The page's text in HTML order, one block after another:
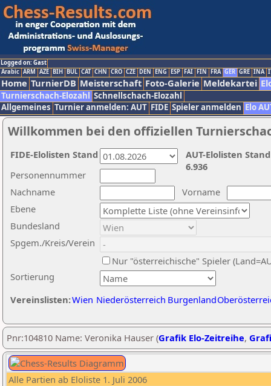
Logged on: Gast
Arabic ARM AZE BIH BUL CAT CHN CRO CZE DEN ENG ESP FAI FIN FRA GER GRE INA
Home TurnierDB Meisterschaft Foto-Galerie Meldekartei
Turnierschach-Elozahl Schnellschach-Elozahl
Allgemeines Turnier anmelden: AUT FIDE Spieler anmelden Elo
Willkommen bei den offiziellen
Nachname
Vorname
Ebene
Sortierung
Personennummer
Bundesland
Spgem./Kreis/Verein
Nur "österreichische" Spieler
Vereinslisten:Wien Niederösterreich Burgenland
AUT-Elolisten
6.936
FIDE-Elolisten Stand
Pnr:104810 Name: Veronika Hauser (Grafik Elo-Zeitreihe,
Alle Partien ab Eloliste 1. Juli 2006